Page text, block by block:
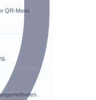
QR-Menü